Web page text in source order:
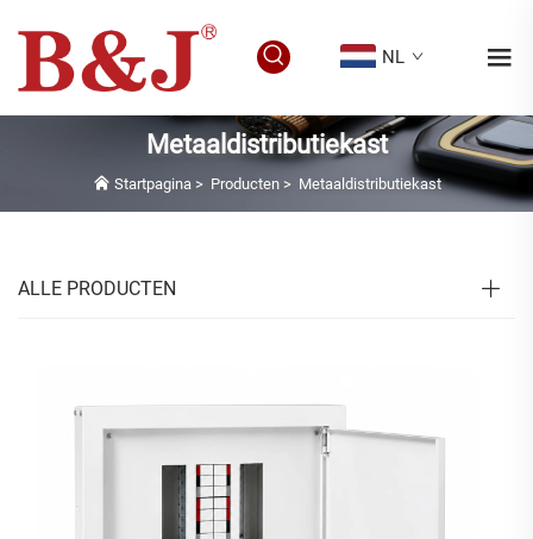
NL
Metaaldistributiekast
Startpagina> Producten> Metaaldistributiekast
ALLE PRODUCTEN